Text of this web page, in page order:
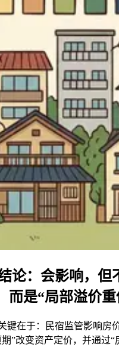
论：会影响，但
而是“局部溢价重
键在于：民宿监管影响房
”改变资产定价，并通过“